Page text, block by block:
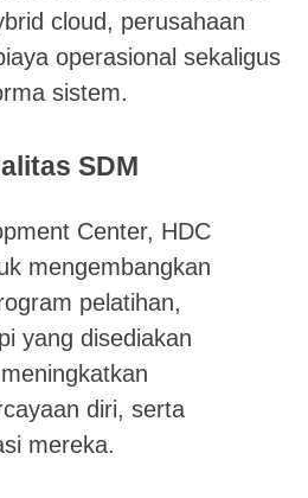
cloud, perusahaan
operasional sekaligus
sistem.
SDM
Center, HDC
mengembangkan
pelatihan,
yang disediakan
diri, serta
mereka.